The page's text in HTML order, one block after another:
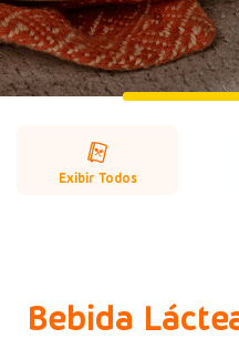
Exibir Todos
Bebida